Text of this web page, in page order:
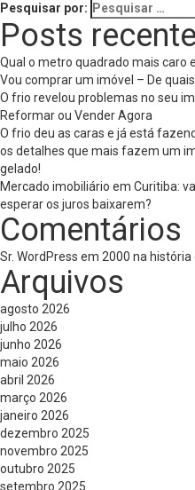
Pesquisar por:
Posts
Qual o metro quadrado mais caro
Vou comprar um imóvel – De
O frio revelou problemas no seu
Reformar ou Vender Agora
O frio deu as caras e já está
os detalhes que mais fazem um
gelado!
Mercado imobiliário em Curitiba:
esperar os juros baixarem?
Comentários
Sr. WordPress em 2000 na história
Arquivos
agosto 2026
julho 2026
junho 2026
maio 2026
abril 2026
março 2026
janeiro 2026
dezembro 2025
novembro 2025
outubro 2025
setembro 2025